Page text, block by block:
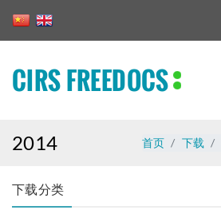
CIRS FREEDOCS
2014 首页 下载
下载分类